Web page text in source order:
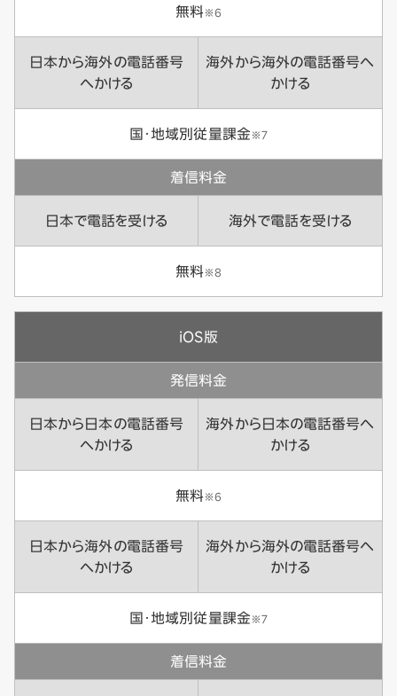
無料 ※6
日本から海外の電話番号
へかける
海外から海外の電話番号へ
かける
国・地域別従量課金 ※7
着信料金
日本で電話を受ける 海外で電話を受ける
無料 ※8
iOS版
発信料金
日本から日本の電話番号
へかける
海外から日本の電話番号へ
かける
無料 ※6
日本から海外の電話番号
へかける
海外から海外の電話番号へ
かける
国・地域別従量課金 ※7
着信料金